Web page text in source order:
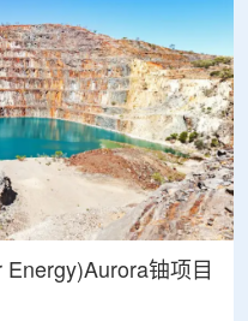
铀项目